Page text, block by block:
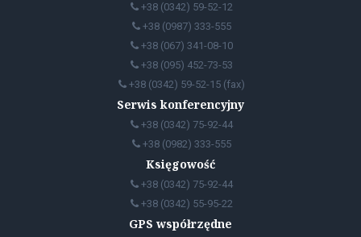
+38 (0342) 59-52-12
+38 (0987) 333-555
+38 (067) 341-08-10
+38 (095) 452-73-53
+38 (0342) 59-52-15 (fax)
Serwis konferencyjny
+38 (0342) 75-92-44
+38 (0982) 333-555
Księgowość
+38 (0342) 75-92-44
+38 (0342) 55-95-22
GPS współrzędne